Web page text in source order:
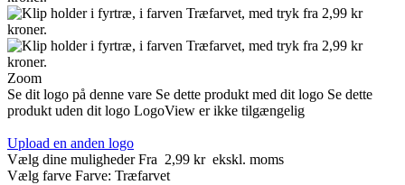
Zoom
Se dit logo på denne vare Se dette produkt med dit logo Se dette
produkt uden dit logo LogoView er ikke tilgængelig
Upload en anden logo
Vælg dine muligheder Fra 2,99 kr ekskl. moms
Vælg farve Farve: Træfarvet